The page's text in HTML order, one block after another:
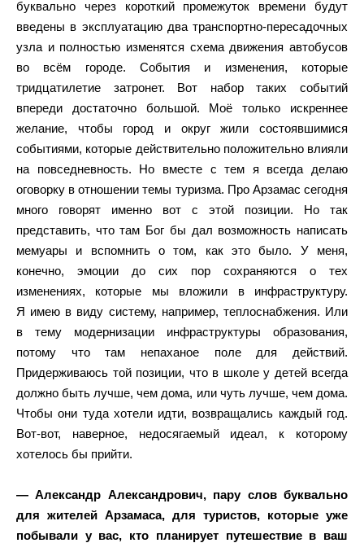
буквально через короткий промежуток времени будут
введены в эксплуатацию два транспортно-пересадочных
узла и полностью изменятся схема движения автобусов
во всём городе. События и изменения, которые
тридцатилетие затронет. Вот набор таких событий
впереди достаточно большой. Моё только искреннее
желание, чтобы город и округ жили состоявшимися
событиями, которые действительно положительно влияли
на повседневность. Но вместе с тем я всегда делаю
оговорку в отношении темы туризма. Про Арзамас сегодня
много говорят именно вот с этой позиции. Но так
представить, что там Бог бы дал возможность написать
мемуары и вспомнить о том, как это было. У меня,
конечно, эмоции до сих пор сохраняются о тех
изменениях, которые мы вложили в инфраструктуру.
Я имею в виду систему, например, теплоснабжения. Или
в тему модернизации инфраструктуры образования,
потому что там непаханое поле для действий.
Придерживаюсь той позиции, что в школе у детей всегда
должно быть лучше, чем дома, или чуть лучше, чем дома.
Чтобы они туда хотели идти, возвращались каждый год.
Вот-вот, наверное, недосягаемый идеал, к которому
хотелось бы прийти.
— Александр Александрович, пару слов буквально
для жителей Арзамаса, для туристов, которые уже
побывали у вас, кто планирует путешествие в ваш